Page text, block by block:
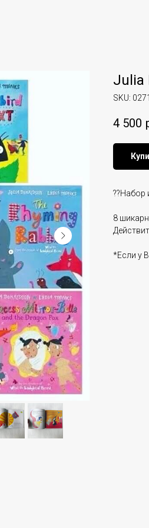
Julia
SKU: 0271
4 500
??Набор
8
*Если у